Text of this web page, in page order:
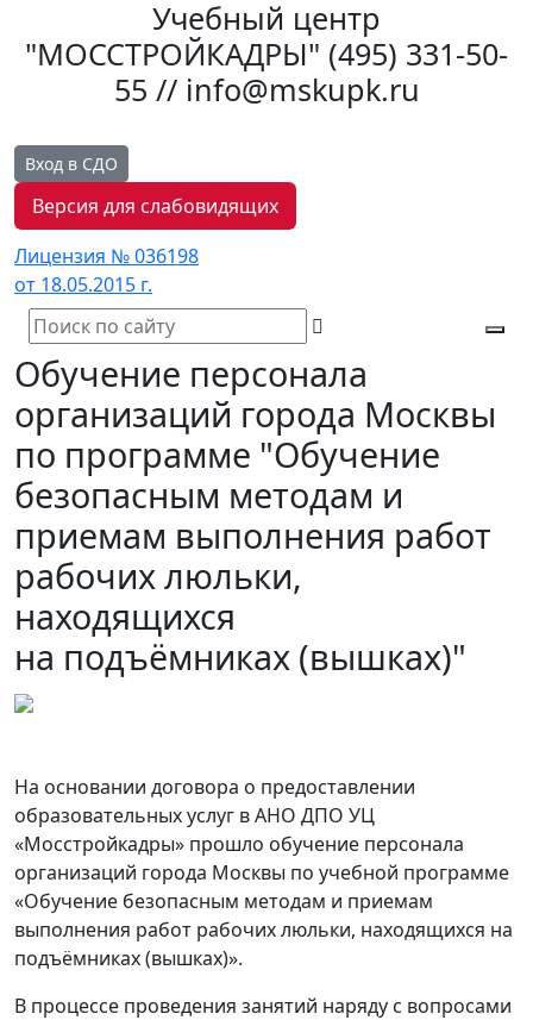
Учебный центр
"МОССТРОЙКАДРЫ" (495) 331-50-
55 // info@mskupk.ru
Вход в СДО
Версия для слабовидящих
Лицензия № 036198
от 18.05.2015 г.
Обучение персонала
организаций города Москвы
по программе "Обучение
безопасным методам и
приемам выполнения работ
рабочих люльки,
находящихся
на подъёмниках (вышках)"
На основании договора о предоставлении
образовательных услуг в АНО ДПО УЦ
«Мосстройкадры» прошло обучение персонала
организаций города Москвы по учебной программе
«Обучение безопасным методам и приемам
выполнения работ рабочих люльки, находящихся на
подъёмниках (вышках)».
В процессе проведения занятий наряду с вопросами